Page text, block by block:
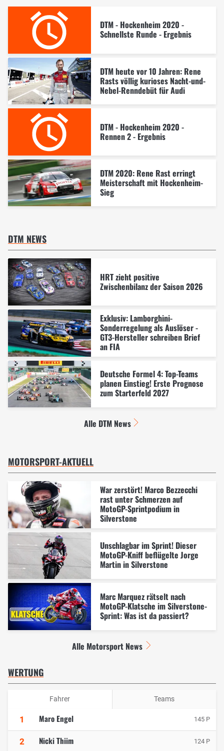
DTM - Hockenheim 2020 -
Schnellste Runde - Ergebnis
DTM heute vor 10 Jahren: Rene
Rasts völlig kurioses Nacht-und-
Nebel-Renndebüt für Audi
DTM - Hockenheim 2020 -
Rennen 2 - Ergebnis
DTM 2020: Rene Rast erringt
Meisterschaft mit Hockenheim-
Sieg
DTM NEWS
HRT zieht positive
Zwischenbilanz der Saison 2026
Exklusiv: Lamborghini-
Sonderregelung als Auslöser -
GT3-Hersteller schreiben Brief
an FIA
Deutsche Formel 4: Top-Teams
planen Einstieg! Erste Prognose
zum Starterfeld 2027
Alle DTM News
MOTORSPORT-AKTUELL
War zerstört! Marco Bezzecchi
rast unter Schmerzen auf
MotoGP-Sprintpodium in
Silverstone
Unschlagbar im Sprint! Dieser
MotoGP-Kniff beflügelte Jorge
Martin in Silverstone
Marc Marquez rätselt nach
MotoGP-Klatsche im Silverstone-
Sprint: Was ist da passiert?
Alle Motorsport News
WERTUNG
Fahrer Teams
1 Maro Engel 145 P
2 Nicki Thiim 124 P